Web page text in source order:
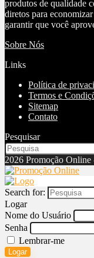
produtos de qualidade
diretos para
garantir que você
Sobre Nós
Links
Política de
Termos e
Sitemap
Contato
Pesquisar
2026 Promoção Online
Search for:
Logar
Nome do Usuário
Senha
Lembrar-me
Logar